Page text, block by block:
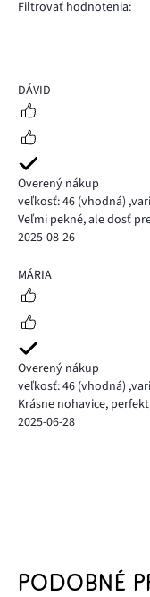
Filtrovať hodnotenia:
3
DÁVID
Overený nákup
veľkosť: 46 (vhodná) ,
Veľmi pekné, ale dosť
2025-08-26
5
MÁRIA
Overený nákup
veľkosť: 46 (vhodná) ,
Krásne nohavice,
2025-06-28
PODOBNÉ